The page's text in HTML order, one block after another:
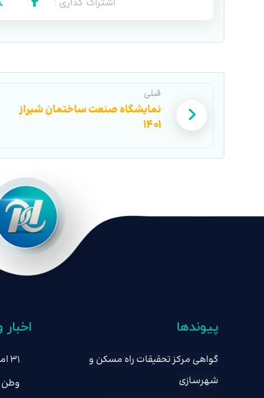
قبلی
نمایشگاه صنعت ساختمان شیراز
۱۴۰۱
پیوندها
گواهی مرکز تحقیقات راه مسکن و
شهرسازی
وطن